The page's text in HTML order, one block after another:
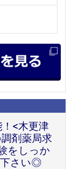
<木更津
剤薬局求
をしっか
下さい◎